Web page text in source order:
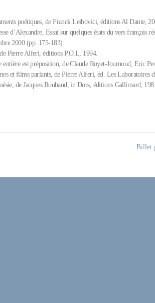
poétiques, de Franck Leibovici, éditions Al Dante,
d’Alexandre, Essai sur quelques états du vers français
2000 (pp. 175-183).
Pierre Alferi, éditions P.O.L, 1994.
entière est préposition, de Claude Royet-Journoud, Eric
et films parlants, de Pierre Alferi, éd. Les Laboratoires
de Jacques Roubaud, in Dors, éditions Gallimard,
Billet